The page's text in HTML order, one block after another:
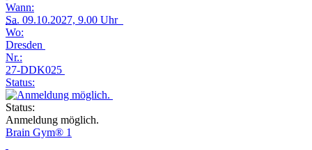
Wann:
Sa. 09.10.2027, 9.00 Uhr
Wo:
Dresden
Nr.:
27-DDK025
Status:
Status:
Anmeldung möglich.
Brain Gym® 1